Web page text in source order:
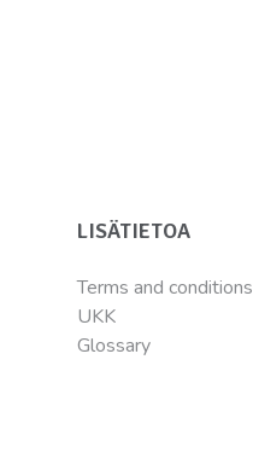
LISÄTIETOA
Terms and conditions
UKK
Glossary